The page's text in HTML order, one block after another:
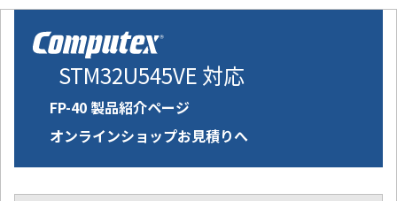
STM32U545VE 対応
FP-40 製品紹介ページ
オンラインショップお見積りへ